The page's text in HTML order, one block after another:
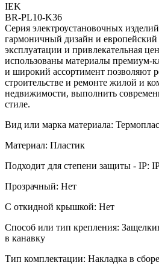
IEK
BR-PL10-K36
Серия электроустановочных
гармоничный дизайн и европейский
эксплуатации и привлекательная
использованы материалы премиум-
и широкий ассортимент позволяют
строительстве и ремонте жилой и
недвижимости, выполнить
стиле.
Вид или марка материала:
Материал: Пластик
Подходит для степени защиты - IP:
Прозрачный: Нет
С откидной крышкой: Нет
Способ или тип крепления:
в канавку
Тип комплектации: Накладка в сборе